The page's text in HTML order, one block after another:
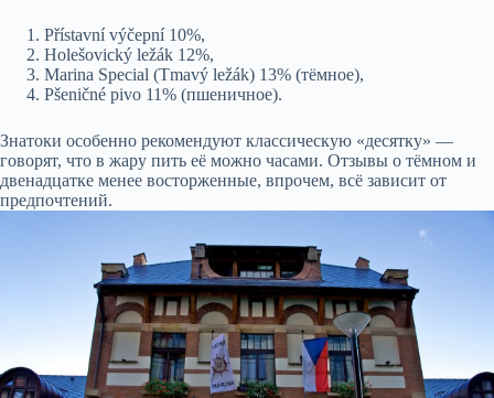
Přístavní výčepní 10%,
Holešovický ležák 12%,
Marina Special (Tmavý ležák) 13% (тёмное),
Pšeničné pivo 11% (пшеничное).
Знатоки особенно рекомендуют классическую «десятку» —
говорят, что в жару пить её можно часами. Отзывы о тёмном и
двенадцатке менее восторженные, впрочем, всё зависит от
предпочтений.